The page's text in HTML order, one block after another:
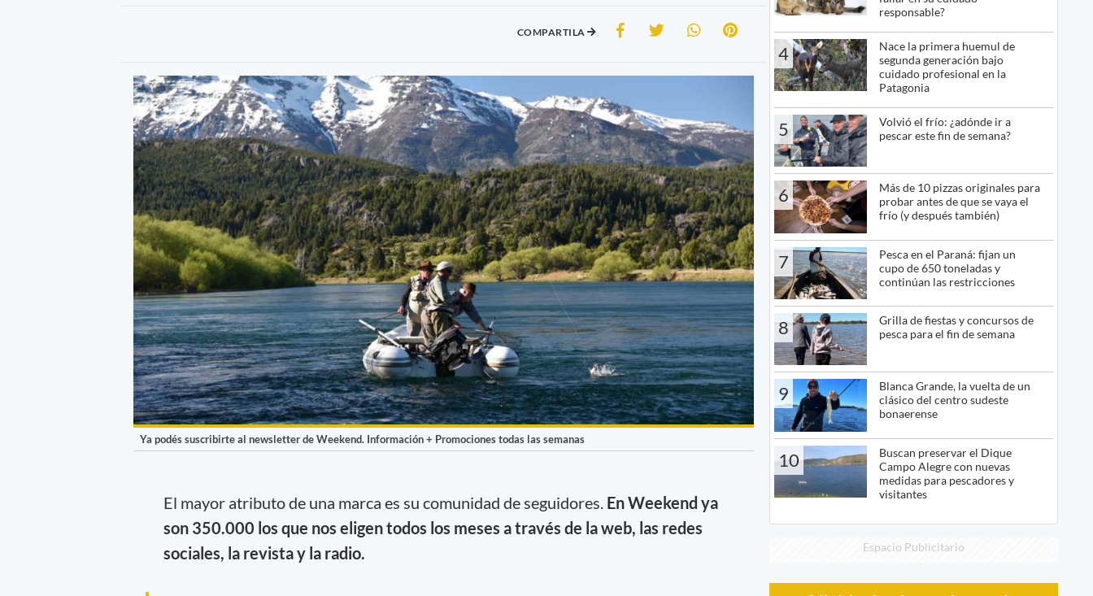
COMPARTILA
Ya podés suscribirte al newsletter de Weekend. Información + Promociones todas las semanas
El mayor atributo de una marca es su comunidad de seguidores. En Weekend ya
son 350.000 los que nos eligen todos los meses a través de la web, las redes
sociales, la revista y la radio.
responsable?
4
Nace la primera huemul de
segunda generación bajo
cuidado profesional en la
Patagonia
5
Volvió el frío: ¿adónde ir a
pescar este fin de semana?
6
Más de 10 pizzas originales para
probar antes de que se vaya el
frío (y después también)
7
Pesca en el Paraná: fijan un
cupo de 650 toneladas y
continúan las restricciones
8
Grilla de fiestas y concursos de
pesca para el fin de semana
9
Blanca Grande, la vuelta de un
clásico del centro sudeste
bonaerense
10
Buscan preservar el Dique
Campo Alegre con nuevas
medidas para pescadores y
visitantes
Espacio Publicitario